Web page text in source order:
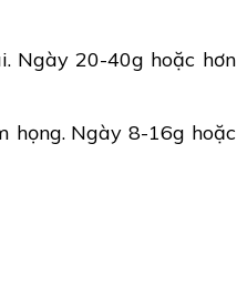
Ngày 20-40g hoặc hơn
họng. Ngày 8-16g hoặc